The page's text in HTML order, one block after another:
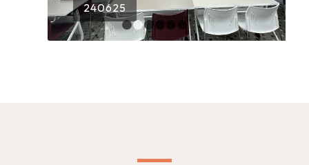
240625
1 2 3 4 5 6